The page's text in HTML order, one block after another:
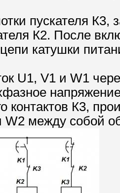
пускателя К3,
К2. После
катушки
U1, V1 и W1
контактов К3,
W2 между собой